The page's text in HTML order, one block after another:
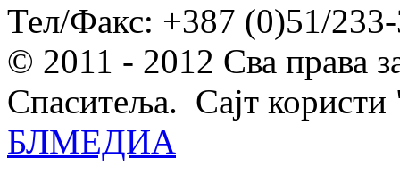
Тел/Факс: +387 (0)51/
© 2011 - 2012 Сва права
Спаситеља. Сајт
БЛМЕДИА